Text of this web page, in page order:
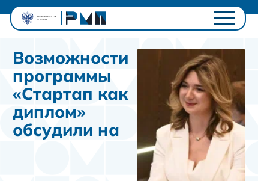
Студентам
Университетам
Ключевые проекты
Полезное
Контакты
Возможности
программы
«Стартап как
диплом»
обсудили на